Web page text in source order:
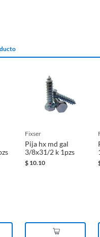
fixser
Pija hx md gal
3/8x31/2 k 1pzs
$ 10.10